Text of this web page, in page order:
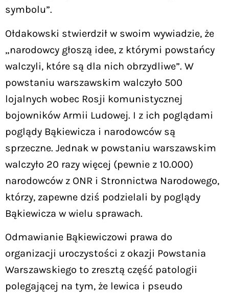
symbolu”.
Ołdakowski stwierdził w swoim wywiadzie, że
„narodowcy głoszą idee, z którymi powstańcy
walczyli, które są dla nich obrzydliwe”. W
powstaniu warszawskim walczyło 500
lojalnych wobec Rosji komunistycznej
bojowników Armii Ludowej. I z ich poglądami
poglądy Bąkiewicza i narodowców są
sprzeczne. Jednak w powstaniu warszawskim
walczyło 20 razy więcej (pewnie z 10.000)
narodowców z ONR i Stronnictwa Narodowego,
którzy, zapewne dziś podzielali by poglądy
Bąkiewicza w wielu sprawach.
Odmawianie Bąkiewiczowi prawa do
organizacji uroczystości z okazji Powstania
Warszawskiego to zresztą część patologii
polegającej na tym, że lewica i pseudo